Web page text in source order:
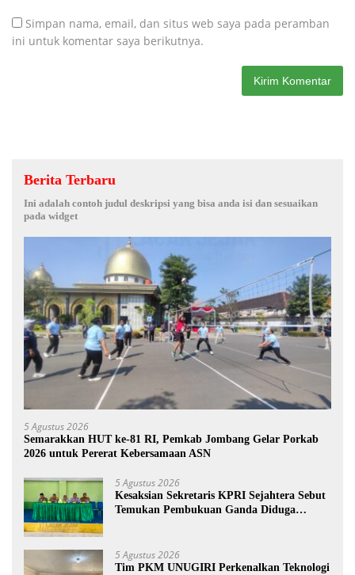
Simpan nama, email, dan situs web saya pada peramban
ini untuk komentar saya berikutnya.
Berita Terbaru
Ini adalah contoh judul deskripsi yang bisa anda isi dan sesuaikan
pada widget
5 Agustus 2026
Semarakkan HUT ke-81 RI, Pemkab Jombang Gelar Porkab
2026 untuk Pererat Kebersamaan ASN
5 Agustus 2026
Kesaksian Sekretaris KPRI Sejahtera Sebut
Temukan Pembukuan Ganda Diduga
5 Agustus 2026
Tim PKM UNUGIRI Perkenalkan Teknologi